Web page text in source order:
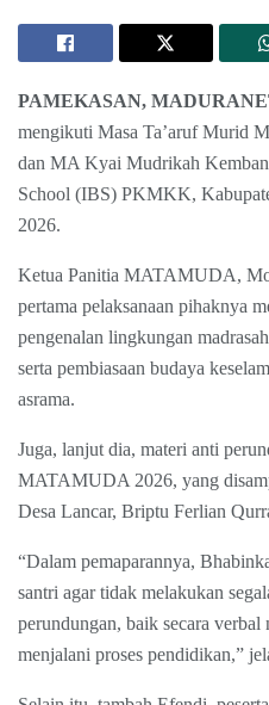
PAMEKASAN,
mengikuti Masa Ta’aruf Murid
dan MA Kyai Mudrikah
School (IBS) PKMKK,
2026.
Ketua Panitia MATAMUDA,
pertama pelaksanaan pihaknya
pengenalan lingkungan
serta pembiasaan budaya
asrama.
Juga, lanjut dia, materi anti
MATAMUDA 2026, yang
Desa Lancar, Briptu Ferlian
“Dalam pemaparannya,
santri agar tidak melakukan
perundungan, baik secara verbal
menjalani proses pendidikan,”